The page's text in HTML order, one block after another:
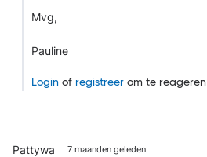
Mvg,
Pauline
Login of registreer om te reageren
Pattywa 7 maanden geleden